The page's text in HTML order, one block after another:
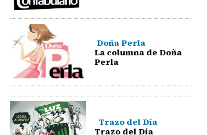
Doña Perla
La columna de Doña
Perla
Trazo del Día
Trazo del Día